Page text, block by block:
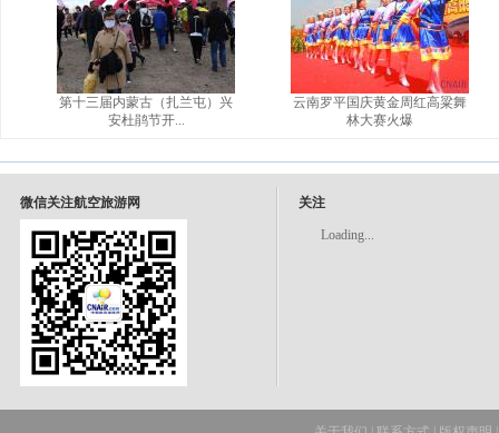
第十三届内蒙古（扎兰屯）兴
安杜鹃节开...
云南罗平国庆黄金周红高粱舞
林大赛火爆
微信关注航空旅游网 关注
Loading...